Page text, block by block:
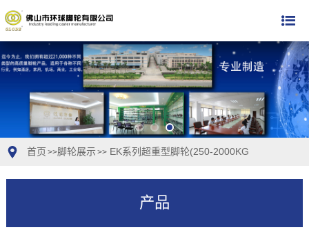
首页 >>脚轮展示 >>EK系列超重型脚轮(250-2000KG
产品